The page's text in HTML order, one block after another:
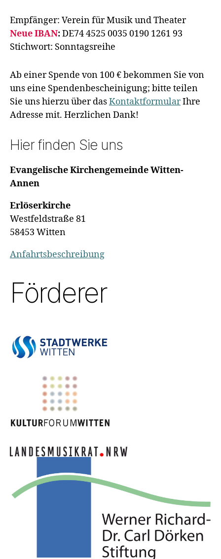
Empfänger: Verein für Musik und Theater
Neue IBAN:DE74 4525 0035 0190 1261 93
Stichwort: Sonntagsreihe
Ab einer Spende von 100 € bekommen Sie von
uns eine Spendenbescheinigung; bitte teilen
Sie uns hierzu über dasKontaktformularIhre
Adresse mit. Herzlichen Dank!
Hier finden Sie uns
Evangelische Kirchengemeinde Witten-
Annen
Erlöserkirche
Westfeldstraße 81
58453 Witten
Anfahrtsbeschreibung
Förderer